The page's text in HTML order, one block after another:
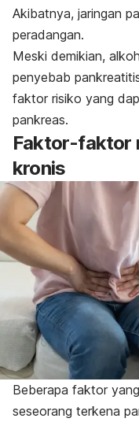
Akibatnya, jaringan
peradangan.
Meski demikian,
penyebab
faktor risiko yang
pankreas.
Faktor-faktor
kronis
Beberapa faktor
seseorang terkena